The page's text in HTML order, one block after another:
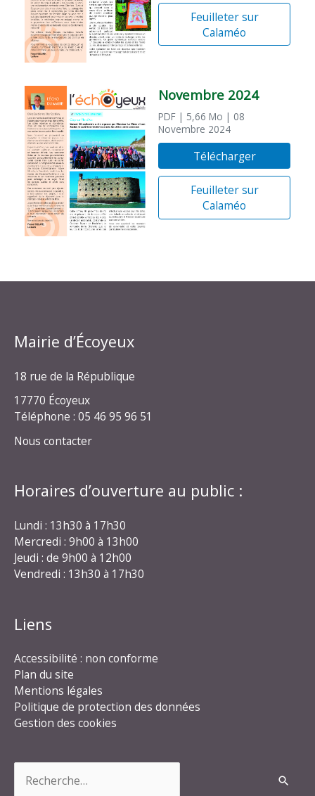
Feuilleter sur
Calaméo
Novembre 2024
PDF | 5,66 Mo | 08
Novembre 2024
Télécharger
Feuilleter sur
Calaméo
Mairie d’Écoyeux
18 rue de la République
17770 Écoyeux
Téléphone : 05 46 95 96 51
Nous contacter
Horaires d’ouverture au public :
Lundi : 13h30 à 17h30
Mercredi : 9h00 à 13h00
Jeudi : de 9h00 à 12h00
Vendredi : 13h30 à 17h30
Liens
Accessibilité : non conforme
Plan du site
Mentions légales
Politique de protection des données
Gestion des cookies